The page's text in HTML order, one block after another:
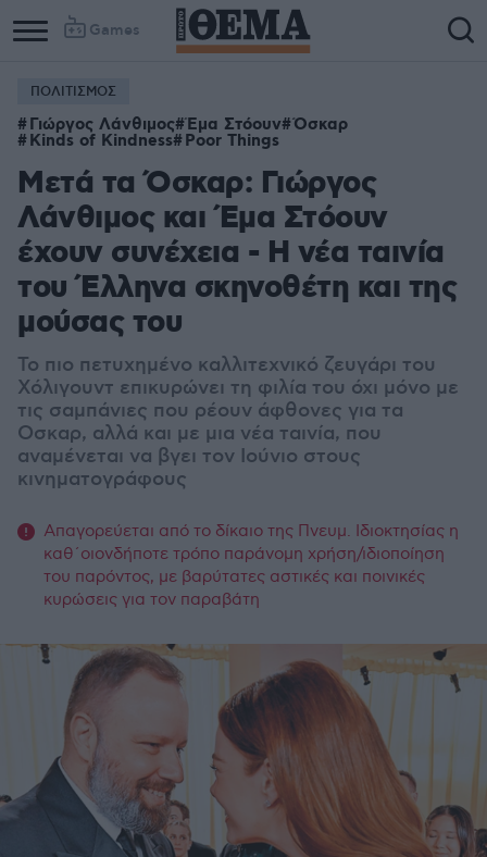
Games
ΠΟΛΙΤΙΣΜΟΣ
Γιώργος Λάνθιμος Έμα Στόουν Όσκαρ
Kinds of Kindness Poor Things
Μετά τα Όσκαρ: Γιώργος
Λάνθιμος και Έμα Στόουν
έχουν συνέχεια - Η νέα ταινία
του Έλληνα σκηνοθέτη και της
μούσας του
Το πιο πετυχημένο καλλιτεχνικό ζευγάρι του
Χόλιγουντ επικυρώνει τη φιλία του όχι μόνο με
τις σαμπάνιες που ρέουν άφθονες για τα
Οσκαρ, αλλά και με μια νέα ταινία, που
αναμένεται να βγει τον Ιούνιο στους
κινηματογράφους
Απαγορεύεται από το δίκαιο της Πνευμ. Ιδιοκτησίας η
καθ΄οιονδήποτε τρόπο παράνομη χρήση/ιδιοποίηση
του παρόντος, με βαρύτατες αστικές και ποινικές
κυρώσεις για τον παραβάτη